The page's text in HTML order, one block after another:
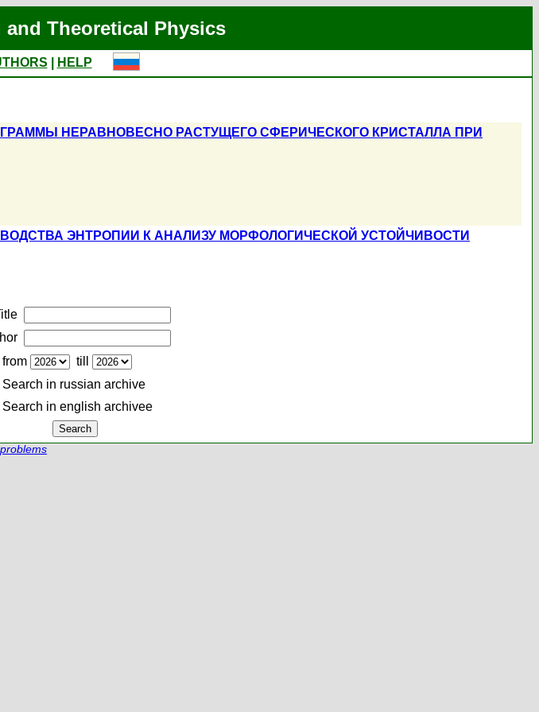
Theoretical Physics
HELP
НЕРАВНОВЕСНО РАСТУЩЕГО СФЕРИЧЕСКОГО КРИСТАЛЛА ПРИ
ЭНТРОПИИ К АНАЛИЗУ МОРФОЛОГИЧЕСКОЙ УСТОЙЧИВОСТИ
from
till
Search in russian archive
Search in english archiveе